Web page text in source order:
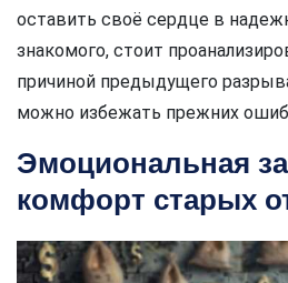
оставить своё сердце в
знакомого, стоит
причиной предыдущего
можно избежать прежних
Эмоциональная
комфорт старых